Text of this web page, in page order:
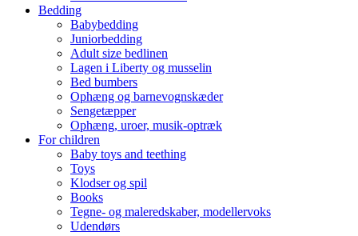
Bedding
Babybedding
Juniorbedding
Adult size bedlinen
Lagen i Liberty og musselin
Bed bumbers
Ophæng og barnevognskæder
Sengetæpper
Ophæng, uroer, musik-optræk
For children
Baby toys and teething
Toys
Klodser og spil
Books
Tegne- og maleredskaber, modellervoks
Udendørs